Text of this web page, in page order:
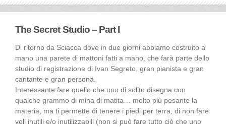
The Secret Studio – Part I
Di ritorno da Sciacca dove in due giorni abbiamo costruito a
mano una parete di mattoni fatti a mano, che farà parte dello
studio di registrazione di Ivan Segreto, gran pianista e gran
cantante e gran persona.
Interessante fare quello che uno di solito disegna con
qualche grammo di mina di matita… molto più pesante la
materia, ma ti permette di tenere i piedi per terra, di non fare
voli inutili e/o inutilizzabili (non si può fare tutto ciò che uno